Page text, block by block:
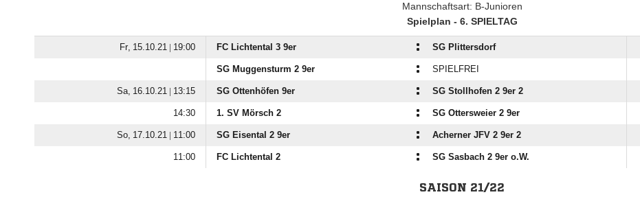
Mannschaftsart: B-Junioren
Spielplan - 6. SPIELTAG
  |  FC Lichtental 3 9er : SG Plittersdorf
SG Muggensturm 2 9er : SPIELFREI
  |  SG Ottenhöfen 9er : SG Stollhofen 2 9er 2
 1. SV Mörsch 2 : SG Ottersweier 2 9er
  |  SG Eisental 2 9er : Acherner JFV 2 9er 2
 FC Lichtental 2 : SG Sasbach 2 9er o.W.
SAISON 21/22